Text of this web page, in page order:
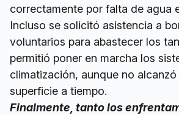
correctamente por falta de agua
Incluso se solicitó asistencia a
voluntarios para abastecer los
permitió poner en marcha los
climatización, aunque no alcanzó
superficie a tiempo.
Finalmente, tanto los